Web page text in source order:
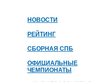
НОВОСТИ
РЕЙТИНГ
СБОРНАЯ СПБ
ОФИЦИАЛЬНЫЕ
ЧЕМПИОНАТЫ